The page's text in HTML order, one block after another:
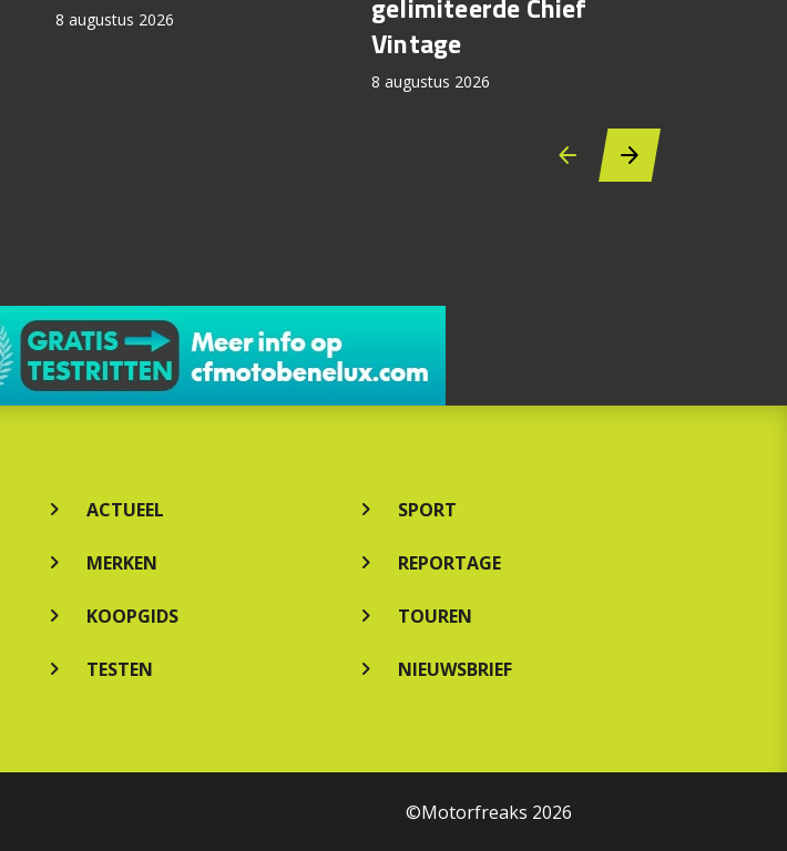
8 augustus 2026
Vintage
8 augustus 2026
ACTUEEL
MERKEN
KOOPGIDS
TESTEN
SPORT
REPORTAGE
TOUREN
NIEUWSBRIEF
©Motorfreaks 2026